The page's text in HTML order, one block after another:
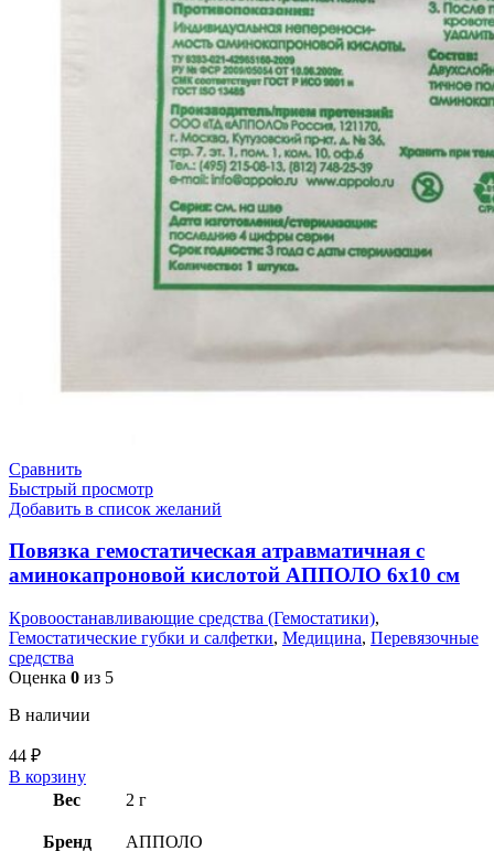
Сравнить
Быстрый просмотр
Добавить в список желаний
Повязка гемостатическая атравматичная с
аминокапроновой кислотой АППОЛО 6х10 см
Кровоостанавливающие средства (Гемостатики),
Гемостатические губки и салфетки, Медицина, Перевязочные
средства
Оценка 0 из 5
В наличии
44 ₽
В корзину
Вес
2 г
Бренд АППОЛО